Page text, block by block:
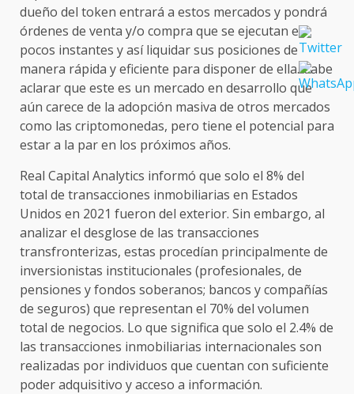
dueño del token entrará a estos mercados y pondrá
órdenes de venta y/o compra que se ejecutan en
pocos instantes y así liquidar sus posiciones de
manera rápida y eficiente para disponer de ella. Cabe
aclarar que este es un mercado en desarrollo que
aún carece de la adopción masiva de otros mercados
como las criptomonedas, pero tiene el potencial para
estar a la par en los próximos años.
Real Capital Analytics informó que solo el 8% del
total de transacciones inmobiliarias en Estados
Unidos en 2021 fueron del exterior. Sin embargo, al
analizar el desglose de las transacciones
transfronterizas, estas procedían principalmente de
inversionistas institucionales (profesionales, de
pensiones y fondos soberanos; bancos y compañías
de seguros) que representan el 70% del volumen
total de negocios. Lo que significa que solo el 2.4% de
las transacciones inmobiliarias internacionales son
realizadas por individuos que cuentan con suficiente
poder adquisitivo y acceso a información.